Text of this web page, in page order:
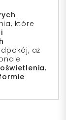
które
aż
,